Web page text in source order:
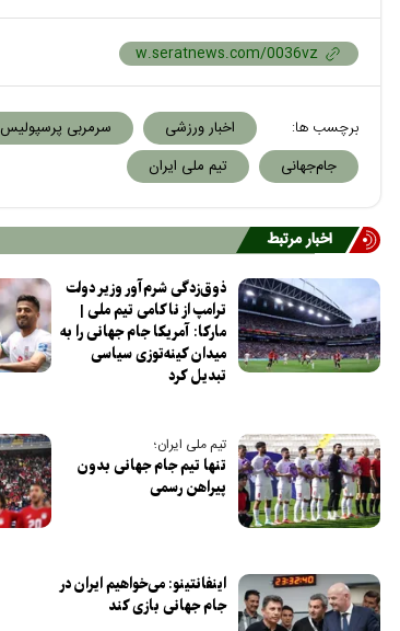
برچسب ها: اخبار ورزشی سرمربی پرسپولیس
جام‌جهانی
تیم ملی ایران
اخبار مرتبط
ذوق‌زدگی شرم‌آور وزیر دولت
ترامپ از ناکامی تیم ملی |
مارکا: آمریکا جام جهانی را به
میدان کینه‌توزی سیاسی
تبدیل کرد
تیم ملی ایران؛
تنها تیم جام جهانی بدون
پیراهن رسمی
اینفانتینو: می‌خواهیم ایران در
جام جهانی بازی کند